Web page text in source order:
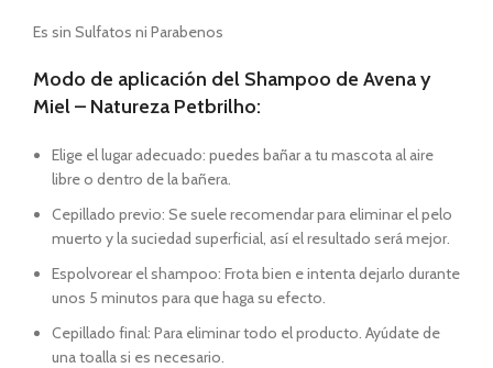
Es sin Sulfatos ni Parabenos
Modo de aplicación del Shampoo de Avena y
Miel – Natureza Petbrilho:
Elige el lugar adecuado: puedes bañar a tu mascota al aire
libre o dentro de la bañera.
Cepillado previo: Se suele recomendar para eliminar el pelo
muerto y la suciedad superficial, así el resultado será mejor.
Espolvorear el shampoo: Frota bien e intenta dejarlo durante
unos 5 minutos para que haga su efecto.
Cepillado final: Para eliminar todo el producto. Ayúdate de
una toalla si es necesario.